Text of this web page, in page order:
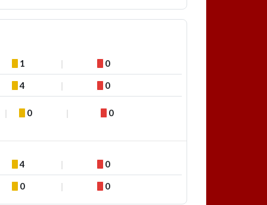
1 0
4 0
0 0
4 0
0 0